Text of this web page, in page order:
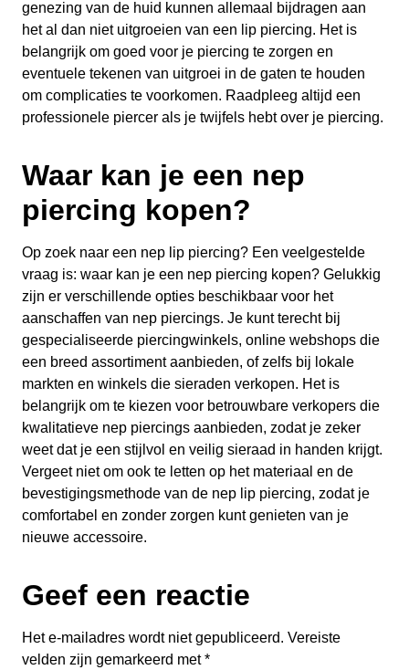
genezing van de huid kunnen allemaal bijdragen aan
het al dan niet uitgroeien van een lip piercing. Het is
belangrijk om goed voor je piercing te zorgen en
eventuele tekenen van uitgroei in de gaten te houden
om complicaties te voorkomen. Raadpleeg altijd een
professionele piercer als je twijfels hebt over je piercing.
Waar kan je een nep
piercing kopen?
Op zoek naar een nep lip piercing? Een veelgestelde
vraag is: waar kan je een nep piercing kopen? Gelukkig
zijn er verschillende opties beschikbaar voor het
aanschaffen van nep piercings. Je kunt terecht bij
gespecialiseerde piercingwinkels, online webshops die
een breed assortiment aanbieden, of zelfs bij lokale
markten en winkels die sieraden verkopen. Het is
belangrijk om te kiezen voor betrouwbare verkopers die
kwalitatieve nep piercings aanbieden, zodat je zeker
weet dat je een stijlvol en veilig sieraad in handen krijgt.
Vergeet niet om ook te letten op het materiaal en de
bevestigingsmethode van de nep lip piercing, zodat je
comfortabel en zonder zorgen kunt genieten van je
nieuwe accessoire.
Geef een reactie
Het e-mailadres wordt niet gepubliceerd. Vereiste
velden zijn gemarkeerd met*